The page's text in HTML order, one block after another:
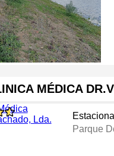
MÉDICA
Parque